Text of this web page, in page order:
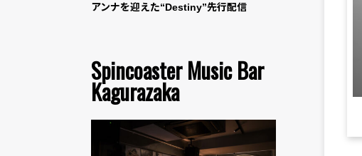
アンナを迎えた“Destiny”先行配信
Spincoaster Music Bar
Kagurazaka